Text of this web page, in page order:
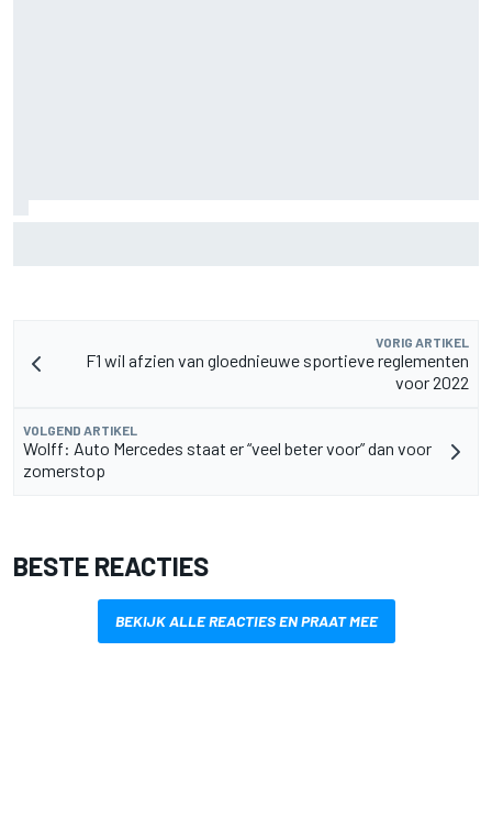
VORIG ARTIKEL
F1 wil afzien van gloednieuwe sportieve reglementen
voor 2022
VOLGEND ARTIKEL
Wolff: Auto Mercedes staat er “veel beter voor” dan voor
zomerstop
BESTE REACTIES
BEKIJK ALLE REACTIES EN PRAAT MEE